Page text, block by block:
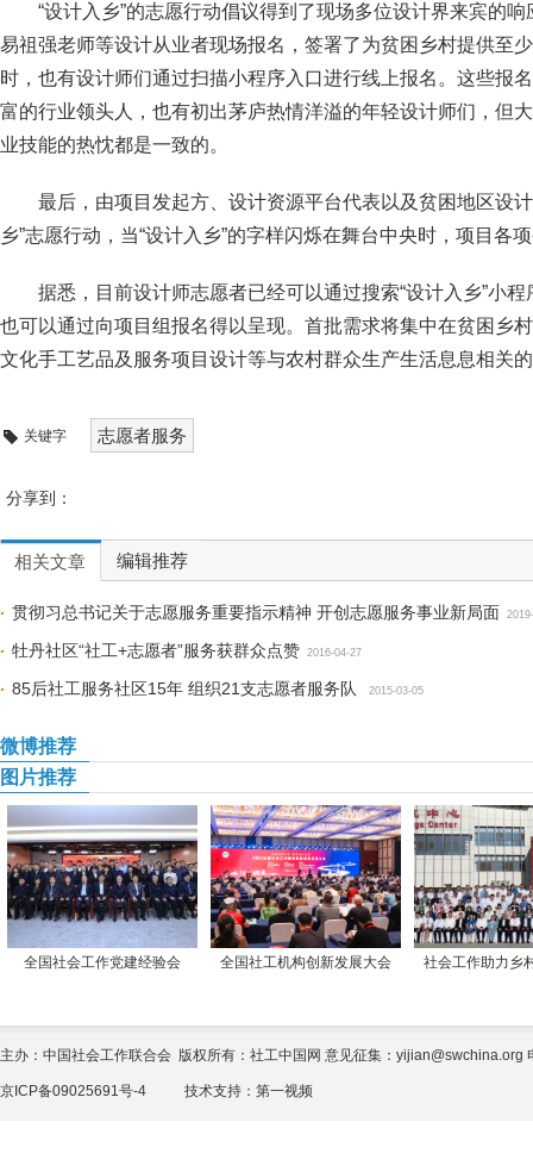
“设计入乡”的志愿行动倡议得到了现场多位设计界来宾的
易祖强老师等设计从业者现场报名，签署了为贫困乡村提供至
时，也有设计师们通过扫描小程序入口进行线上报名。这些报
富的行业领头人，也有初出茅庐热情洋溢的年轻设计师们，但
业技能的热忱都是一致的。
最后，由项目发起方、设计资源平台代表以及贫困地区设
乡”志愿行动，当“设计入乡”的字样闪烁在舞台中央时，项目各
据悉，目前设计师志愿者已经可以通过搜索“设计入乡”小
也可以通过向项目组报名得以呈现。首批需求将集中在贫困乡
文化手工艺品及服务项目设计等与农村群众生产生活息息相关
关键字 志愿者服务
分享到：
相关文章 编辑推荐
贯彻习总书记关于志愿服务重要指示精神 开创志愿服务事业新局面
牡丹社区“社工+志愿者”服务获群众点赞 2016-04-27
85后社工服务社区15年 组织21支志愿者服务队 2015-03-05
微博推荐
图片推荐
全国社会工作党建经验会 全国社工机构创新发展大会 社会工作助力乡
主办：中国社会工作联合会 版权所有：社工中国网 意见征集：yijian@swchina.org
京ICP备09025691号-4 技术支持： 第一视频